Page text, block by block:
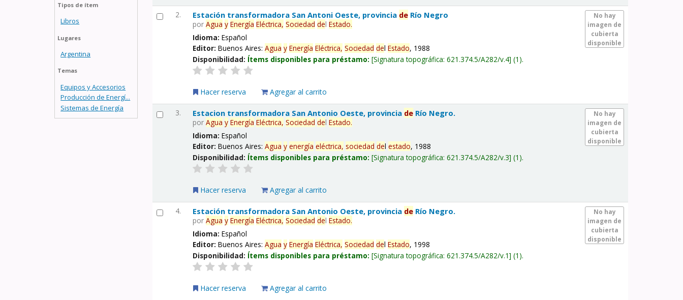
Tipos de ítem
Libros
Lugares
Argentina
Temas
Equipos y Accesorios
Producción de Energí...
Sistemas de Energía
2.
No hay
imagen de
cubierta
disponible
Estación transformadora San Antoni Oeste, provincia de Río Negro
porAgua y Energía Eléctrica, Sociedad delEstado.
Idioma:Español
Editor:Buenos Aires:Agua y Energía Eléctrica, Sociedad delEstado, 1988
Disponibilidad: Ítems disponibles para préstamo: Signatura topográfica:621.374.5/A282/v.4 (1).
Hacer reserva Agregar al carrito
3.
No hay
imagen de
cubierta
disponible
Estacion transformadora San Antonio Oeste, provincia de Río Negro.
porAgua y Energía Eléctrica, Sociedad delEstado.
Idioma:Español
Editor:Buenos Aires:Agua y energía eléctrica, sociedad delestado, 1988
Disponibilidad: Ítems disponibles para préstamo: Signatura topográfica:621.374.5/A282/v.3 (1).
Hacer reserva Agregar al carrito
4.
No hay
imagen de
cubierta
disponible
Estación transformadora San Antonio Oeste, provincia de Río Negro.
porAgua y Energía Eléctrica, Sociedad delEstado.
Idioma:Español
Editor:Buenos Aires:Agua y Energía Eléctrica, Sociedad delEstado, 1998
Disponibilidad: Ítems disponibles para préstamo: Signatura topográfica:621.374.5/A282/v.1 (1).
Hacer reserva Agregar al carrito